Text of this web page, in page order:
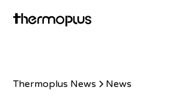
Thermoplus News News